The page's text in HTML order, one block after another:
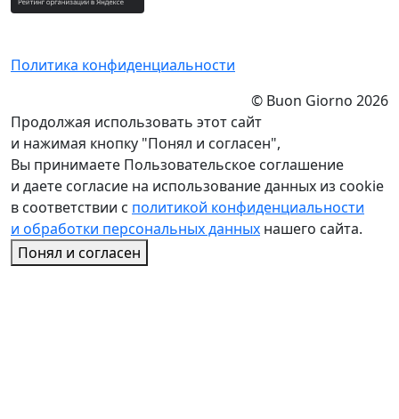
Политика конфиденциальности
© Buon Giorno 2026
Продолжая использовать этот сайт
и нажимая кнопку "Понял и согласен",
Вы принимаете Пользовательское соглашение
и даете согласие на использование данных из cookie
в соответствии с политикой конфиденциальности
и обработки персональных данных нашего сайта.
Понял и согласен